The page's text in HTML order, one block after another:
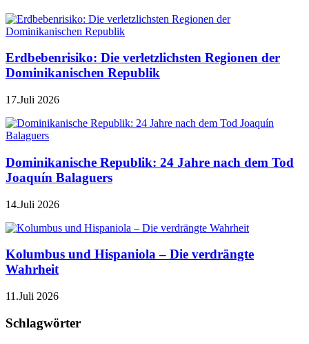
Erdbebenrisiko: Die verletzlichsten Regionen der
Dominikanischen Republik
17.Juli 2026
Dominikanische Republik: 24 Jahre nach dem Tod
Joaquín Balaguers
14.Juli 2026
Kolumbus und Hispaniola – Die verdrängte
Wahrheit
11.Juli 2026
Schlagwörter